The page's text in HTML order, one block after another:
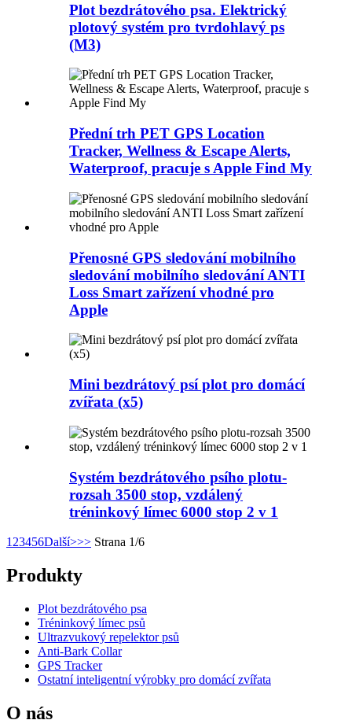
Plot bezdrátového psa. Elektrický
plotový systém pro tvrdohlavý ps
(M3)
Přední trh PET GPS Location
Tracker, Wellness & Escape Alerts,
Waterproof, pracuje s Apple Find My
Přenosné GPS sledování mobilního
sledování mobilního sledování ANTI
Loss Smart zařízení vhodné pro
Apple
Mini bezdrátový psí plot pro domácí
zvířata (x5)
Systém bezdrátového psího plotu-
rozsah 3500 stop, vzdálený
tréninkový límec 6000 stop 2 v 1
1 23456Další>>> Strana 1/6
Produkty
Plot bezdrátového psa
Tréninkový límec psů
Ultrazvukový repelektor psů
Anti-Bark Collar
GPS Tracker
Ostatní inteligentní výrobky pro domácí zvířata
O nás